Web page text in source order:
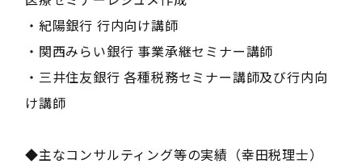
・紀陽銀行 行内向け講師
・関西みらい銀行 事業承継セミナー講師
・三井住友銀行 各種税務セミナー講師及び行内向
け講師
◆主なコンサルティング等の実績（幸田税理士）